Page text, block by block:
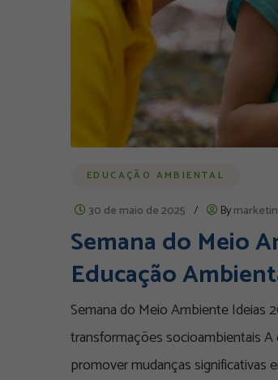
EDUCAÇÃO AMBIENTAL
30 de maio de 2025 / By
Semana do Meio
Educação
Semana do Meio Ambiente Ideias
transformações socioambientais
promover mudanças significativas